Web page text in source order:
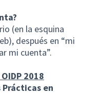
(en la esquina
después en “mi
mi cuenta”.
2018
Prácticas en